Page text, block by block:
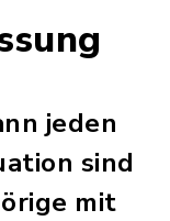
jeden
sind
mit